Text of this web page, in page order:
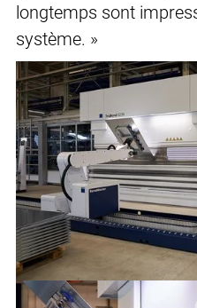
longtemps sont
système. »